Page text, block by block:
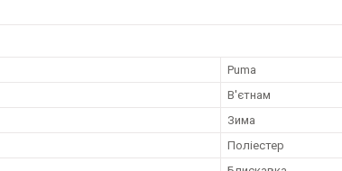
Puma
В'єтнам
Зима
Поліестер